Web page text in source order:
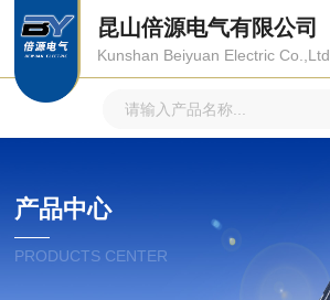
昆山倍源电气有限公司
Kunshan Beiyuan Electric Co.,Ltd
产品中心
PRODUCTS CENTER